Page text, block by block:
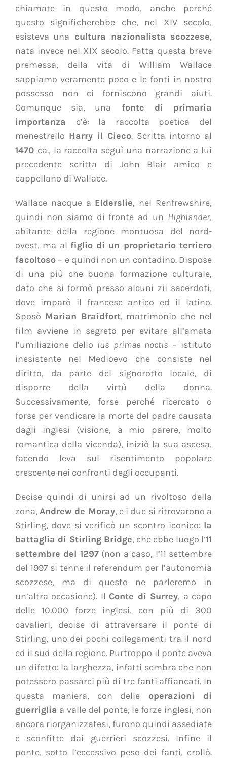
chiamate in questo modo, anche perché
questo significherebbe che, nel XIV secolo,
esisteva una cultura nazionalista scozzese,
nata invece nel XIX secolo. Fatta questa breve
premessa, della vita di William Wallace
sappiamo veramente poco e le fonti in nostro
possesso non ci forniscono grandi aiuti.
Comunque sia, una fonte di primaria
importanza c’è: la raccolta poetica del
menestrello Harry il Cieco. Scritta intorno al
1470 ca., la raccolta seguì una narrazione a lui
precedente scritta di John Blair amico e
cappellano di Wallace.
Wallace nacque a Elderslie, nel Renfrewshire,
quindi non siamo di fronte ad un Highlander,
abitante della regione montuosa del nord-
ovest, ma al figlio di un proprietario terriero
facoltoso– e quindi non un contadino. Dispose
di una più che buona formazione culturale,
dato che si formò presso alcuni zii sacerdoti,
dove imparò il francese antico ed il latino.
Sposò Marian Braidfort, matrimonio che nel
film avviene in segreto per evitare all’amata
l’umiliazione dello ius primae noctis – istituto
inesistente nel Medioevo che consiste nel
diritto, da parte del signorotto locale, di
disporre della virtù della donna.
Successivamente, forse perché ricercato o
forse per vendicare la morte del padre causata
dagli inglesi (visione, a mio parere, molto
romantica della vicenda), iniziò la sua ascesa,
facendo leva sul risentimento popolare
crescente nei confronti degli occupanti.
Decise quindi di unirsi ad un rivoltoso della
zona,Andrew de Moray, e i due si ritrovarono a
Stirling, dove si verificò un scontro iconico: la
battaglia di Stirling Bridge, che ebbe luogo l’11
settembre del 1297(non a caso, l’11 settembre
del 1997 si tenne il referendum per l’autonomia
scozzese, ma di questo ne parleremo in
un’altra occasione). Il Conte di Surrey, a capo
delle 10.000 forze inglesi, con più di 300
cavalieri, decise di attraversare il ponte di
Stirling, uno dei pochi collegamenti tra il nord
ed il sud della regione. Purtroppo il ponte aveva
un difetto: la larghezza, infatti sembra che non
potessero passarci più di tre fanti affiancati. In
questa maniera, con delle operazioni di
guerriglia a valle del ponte, le forze inglesi, non
ancora riorganizzatesi, furono quindi assediate
e sconfitte dai guerrieri scozzesi. Infine il
ponte, sotto l’eccessivo peso dei fanti, crollò.